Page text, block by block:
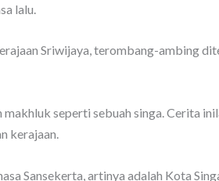
lalu.
Sriwijaya, terombang-ambing
seperti sebuah singa. Cerita
kerajaan.
Sansekerta, artinya adalah Kota